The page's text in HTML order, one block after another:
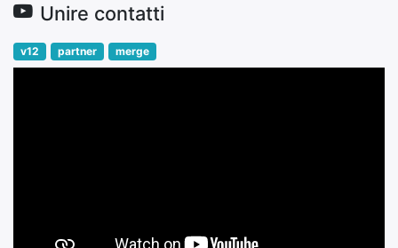
Unire contatti
v12 partner merge